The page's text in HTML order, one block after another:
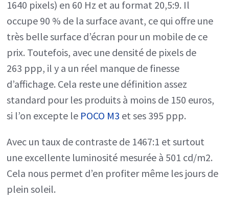
1640 pixels) en 60 Hz et au format 20,5:9. Il
occupe 90 % de la surface avant, ce qui offre une
très belle surface d’écran pour un mobile de ce
prix. Toutefois, avec une densité de pixels de
263 ppp, il y a un réel manque de finesse
d’affichage. Cela reste une définition assez
standard pour les produits à moins de 150 euros,
si l’on excepte le POCO M3 et ses 395 ppp.
Avec un taux de contraste de 1467:1 et surtout
une excellente luminosité mesurée à 501 cd/m2.
Cela nous permet d’en profiter même les jours de
plein soleil.